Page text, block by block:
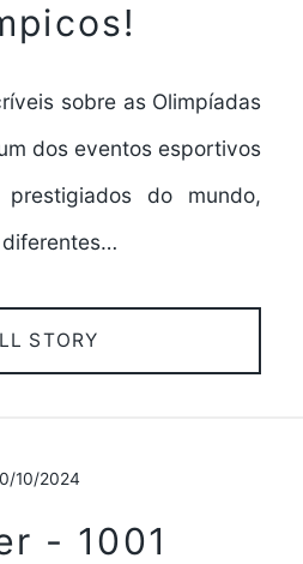
sobre as Olimpíadas
dos eventos esportivos
do mundo,
STORY
10/2024
- 1001